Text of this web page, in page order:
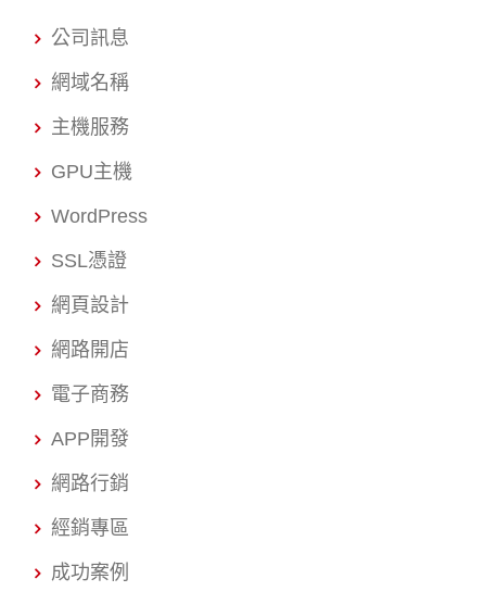
公司訊息
網域名稱
主機服務
GPU主機
WordPress
SSL憑證
網頁設計
網路開店
電子商務
APP開發
網路行銷
經銷專區
成功案例